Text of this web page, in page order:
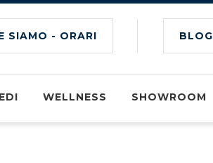
SIAMO - ORARI BLOG
WELLNESS SHOWROOM